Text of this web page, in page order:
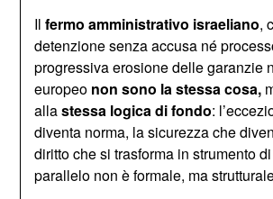
Ilfermo amministrativo israeliano,
detenzione senza accusa né
progressiva erosione delle garanzie
europeo non sono la stessa cosa,
allastessa logica di fondo:
diventa norma, la sicurezza che
diritto che si trasforma in strumento
parallelo non è formale, ma